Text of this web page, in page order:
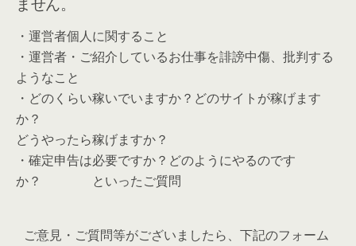
・運営者個人に関すること
・運営者・ご紹介しているお仕事を誹謗中傷、批判する
ようなこと
・どのくらい稼いでいますか？どのサイトが稼げます
か？
どうやったら稼げますか？
・確定申告は必要ですか？どのようにやるのです
か？ といったご質問
ご意見・ご質問等がございましたら、下記のフォーム